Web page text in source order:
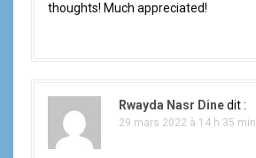
thoughts! Much appreciated!
Rwayda Nasr Dinedit :
29 mars 2022 à 14 h 35 min